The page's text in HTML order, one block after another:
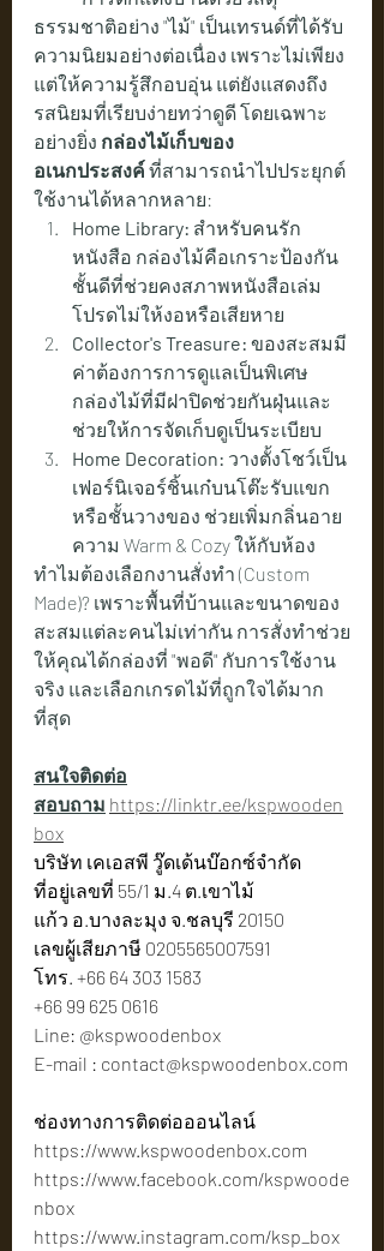
ธรรมชาติอย่าง "ไม้" เป็นเทรนด์ที่ได้รับ
ความนิยมอย่างต่อเนื่อง เพราะไม่เพียง
แต่ให้ความรู้สึกอบอุ่น แต่ยังแสดงถึง
รสนิยมที่เรียบง่ายทว่าดูดี โดยเฉพาะ
อย่างยิ่ง กล่องไม้เก็บของ
อเนกประสงค์ ที่สามารถนำไปประยุกต์
ใช้งานได้หลากหลาย:
Home Library: สำหรับคนรัก
หนังสือ กล่องไม้คือเกราะป้องกัน
ชั้นดีที่ช่วยคงสภาพหนังสือเล่ม
โปรดไม่ให้งอหรือเสียหาย
Collector's Treasure: ของสะสมมี
ค่าต้องการการดูแลเป็นพิเศษ
กล่องไม้ที่มีฝาปิดช่วยกันฝุ่นและ
ช่วยให้การจัดเก็บดูเป็นระเบียบ
Home Decoration: วางตั้งโชว์เป็น
เฟอร์นิเจอร์ชิ้นเก๋บนโต๊ะรับแขก
หรือชั้นวางของ ช่วยเพิ่มกลิ่นอาย
ความ Warm & Cozy ให้กับห้อง
ทำไมต้องเลือกงานสั่งทำ (Custom
Made)? เพราะพื้นที่บ้านและขนาดของ
สะสมแต่ละคนไม่เท่ากัน การสั่งทำช่วย
ให้คุณได้กล่องที่ "พอดี" กับการใช้งาน
จริง และเลือกเกรดไม้ที่ถูกใจได้มาก
ที่สุด
สนใจติดต่อ
สอบถาม https://linktr.ee/kspwooden
box
บริษัท เคเอสพี วู๊ดเด้นบ๊อกซ์จำกัด
ที่อยู่เลขที่ 55/1 ม.4 ต.เขาไม้
แก้ว อ.บางละมุง จ.ชลบุรี 20150
เลขผู้เสียภาษี 0205565007591
โทร. +66 64 303 1583
+66 99 625 0616
Line: @kspwoodenbox
E-mail : contact@kspwoodenbox.com
ช่องทางการติดต่อออนไลน์
https://www.kspwoodenbox.com
https://www.facebook.com/kspwoode
nbox
https://www.instagram.com/ksp_box